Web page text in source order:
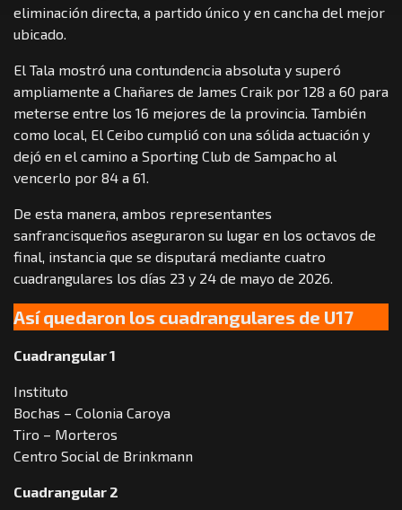
eliminación directa, a partido único y en cancha del mejor
ubicado.
El Tala mostró una contundencia absoluta y superó
ampliamente a Chañares de James Craik por 128 a 60 para
meterse entre los 16 mejores de la provincia. También
como local, El Ceibo cumplió con una sólida actuación y
dejó en el camino a Sporting Club de Sampacho al
vencerlo por 84 a 61.
De esta manera, ambos representantes
sanfrancisqueños aseguraron su lugar en los octavos de
final, instancia que se disputará mediante cuatro
cuadrangulares los días 23 y 24 de mayo de 2026.
Así quedaron los cuadrangulares de U17
Cuadrangular 1
Instituto
Bochas – Colonia Caroya
Tiro – Morteros
Centro Social de Brinkmann
Cuadrangular 2